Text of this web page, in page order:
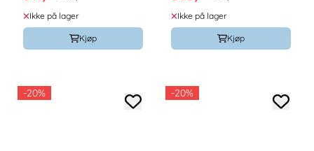
Ikke på lager
Kjøp
Ikke på lager
Kjøp
-20% -20%